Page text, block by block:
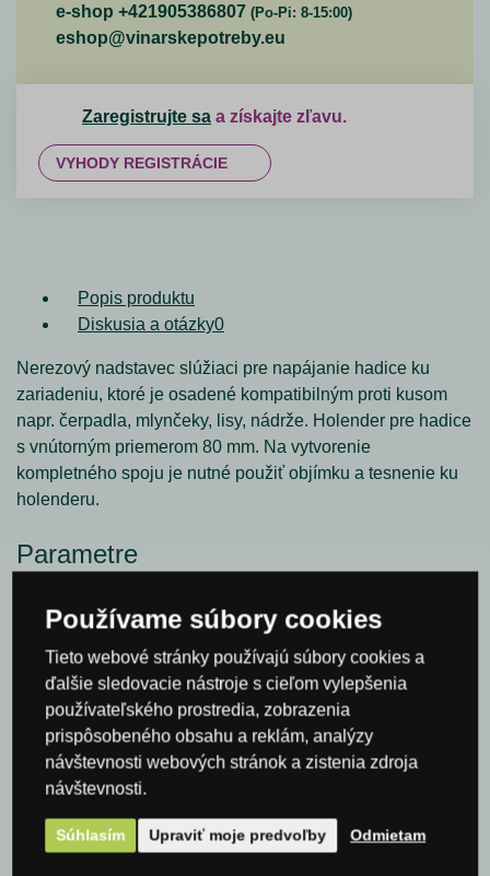
e-shop +421905386807 (Po-Pi: 8-15:00)
eshop@vinarskepotreby.eu
Zaregistrujte sa a získajte zľavu.
VYHODY REGISTRÁCIE
Popis produktu
Diskusia a otázky0
Nerezový nadstavec slúžiaci pre napájanie hadice ku
zariadeniu, ktoré je osadené kompatibilným proti kusom
napr. čerpadla, mlynčeky, lisy, nádrže. Holender pre hadice
s vnútorným priemerom 80 mm. Na vytvorenie
kompletného spoju je nutné použiť objímku a tesnenie ku
holenderu.
Parametre
Hĺbka
10,7 cm
Výška
10,7 cm
Spýtajte sa nás
Meno*
Používame súbory cookies
Tieto webové stránky používajú súbory cookies a
ďalšie sledovacie nástroje s cieľom vylepšenia
používateľského prostredia, zobrazenia
prispôsobeného obsahu a reklám, analýzy
návštevnosti webových stránok a zistenia zdroja
návštevnosti.
Súhlasím Upraviť moje predvoľby Odmietam